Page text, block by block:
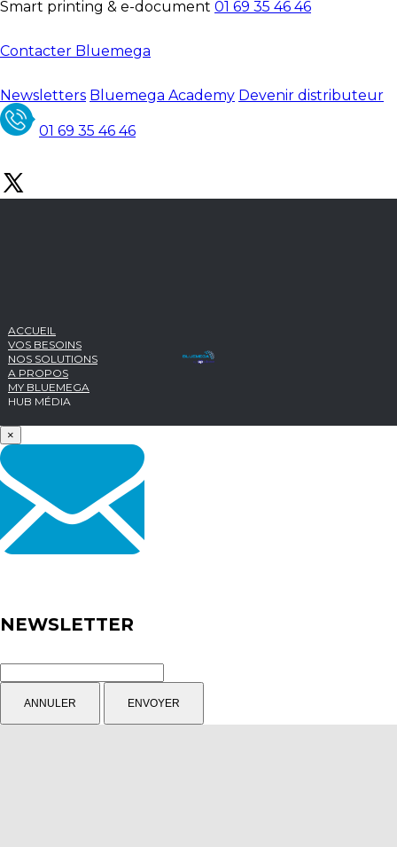
Smart printing & e-document 01 69 35 46 46
Contacter Bluemega
Newsletters Bluemega Academy Devenir distributeur
01 69 35 46 46
ACCUEIL
VOS BESOINS
NOS SOLUTIONS
A PROPOS
MY BLUEMEGA
HUB MÉDIA
×
NEWSLETTER